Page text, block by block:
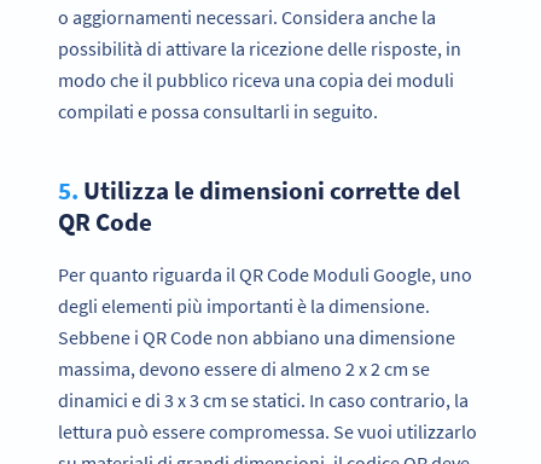
o aggiornamenti necessari. Considera anche la
possibilità di attivare la ricezione delle risposte, in
modo che il pubblico riceva una copia dei moduli
compilati e possa consultarli in seguito.
5. Utilizza le dimensioni corrette del
QR Code
Per quanto riguarda il QR Code Moduli Google, uno
degli elementi più importanti è la dimensione.
Sebbene i QR Code non abbiano una dimensione
massima, devono essere di almeno 2 x 2 cm se
dinamici e di 3 x 3 cm se statici. In caso contrario, la
lettura può essere compromessa. Se vuoi utilizzarlo